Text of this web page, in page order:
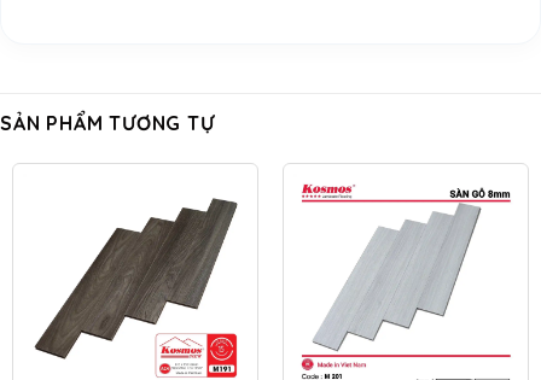
SẢN PHẨM TƯƠNG TỰ